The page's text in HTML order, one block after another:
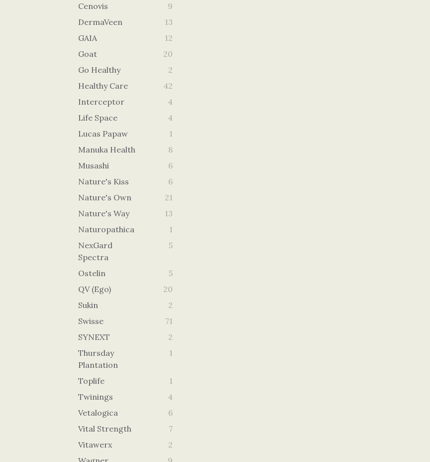
Cenovis
9
DermaVeen
13
GAIA
12
Goat
20
Go Healthy
2
Healthy Care
42
Interceptor
4
Life Space
4
Lucas Papaw
1
Manuka Health
8
Musashi
6
Nature's Kiss
6
Nature's Own
21
Nature's Way
13
Naturopathica
1
NexGard
Spectra
5
Ostelin
5
QV (Ego)
20
Sukin
2
Swisse
71
SYNEXT
2
Thursday
Plantation
1
Toplife
1
Twinings
4
Vetalogica
6
Vital Strength
7
Vitawerx
2